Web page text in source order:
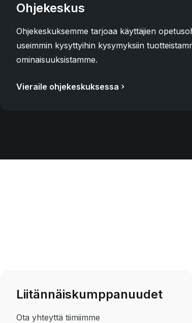
Ohjekeskus
Ohjekeskuksemme tarjoaa käyttäjien
useimmin kysyttyihin kysymyksiin
ominaisuuksistamme.
Vieraile ohjekeskuksessa
Liitännäiskumppanuudet
Ota yhteyttä tiimiimme